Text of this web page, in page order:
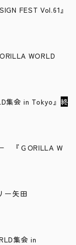
FEST Vol.61』
WORLD
会 in Tokyo』 終
『ＧORILLA Ｗ
ー矢田
集会 in